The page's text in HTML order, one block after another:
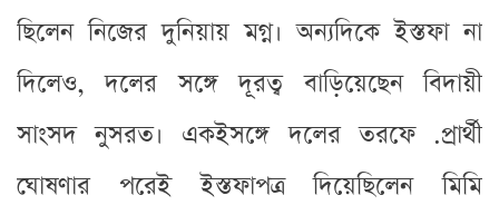
ছিলেন নিজের দুনিয়ায় মগ্ন। অন্যদিকে ইস্তফা না
দিলেও, দলের সঙ্গে দূরত্ব বাড়িয়েছেন বিদায়ী
সাংসদ নুসরত। একইসঙ্গে দলের তরফে .প্রার্থী
ঘোষণার পরেই ইস্তফাপত্র দিয়েছিলেন মিমি